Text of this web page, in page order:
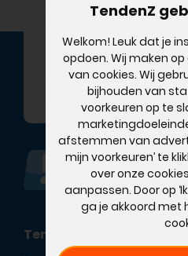
TendenZ
Welkom! Leuk dat je
opdoen. Wij maken
van cookies. Wij
bijhouden van
voorkeuren op te
afstemmen van
mijn voorkeuren’ te
over onze
aanpassen. Door op
ga je akkoord met
Geen
Start in 1
TendenZ Assen